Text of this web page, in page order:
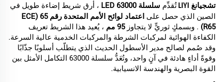
تشجيانغ LIYI تُقدِّم سلسلة LED 63000
، أرق شريط إضاءة طويل في
الصين الذي حصل على
اعتماد لوائح الأمم المتحدة رقم 65 (ECE
R65) . وبسمكٍ ثوريٍّ لا يتجاوز95 مم
، يُعيد هذا الشريط تعريف
الكفاءة الهوائية لمركبات الشرطة والمركبات الخدمية عالية السرعة.
وقد صُمم لصالح مدير الأسطول الحديث الذي يتطلّب أسلوبًا جذّابًا
وقوةً أداءٍ هادئة في آنٍ واحد، وتُعَدُّ سلسلة 63000 التكامل الأمثل بين
القوة البصرية والهندسة الانسيابية.